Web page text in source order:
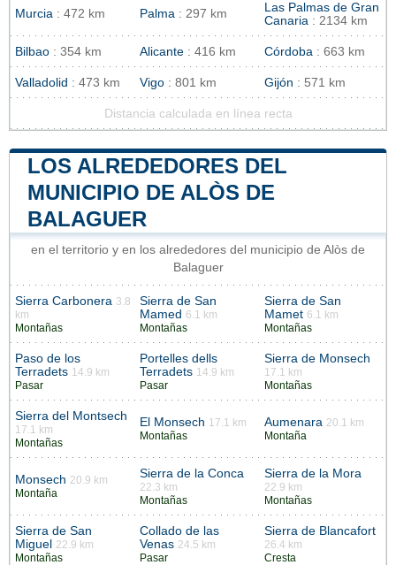
Murcia : 472 km Palma : 297 km
Las Palmas de Gran
Canaria : 2134 km
Bilbao : 354 km Alicante : 416 km Córdoba : 663 km
Valladolid : 473 km Vigo : 801 km Gijón : 571 km
Distancia calculada en línea recta
LOS ALREDEDORES DEL
MUNICIPIO DE ALÒS DE
BALAGUER
en el territorio y en los alrededores del municipio de Alòs de
Balaguer
Sierra Carbonera 3.8
km
Montañas
Sierra de San
Mamed
6.1 km
Montañas
Sierra de San
Mamet 6.1 km
Montañas
Paso de los
Terradets 14.9 km
Pasar
Portelles dells
Terradets 14.9 km
Pasar
Sierra de Monsech
17.1 km
Montañas
Sierra del Montsech
17.1 km
Montañas
El Monsech 17.1 km
Montañas
Aumenara 20.1 km
Montaña
Monsech 20.9 km
Montaña
Sierra de la Conca
22.3 km
Montañas
Sierra de la Mora
22.9 km
Montañas
Sierra de San
Miguel
22.9 km
Montañas
Collado de las
Venas 24.5 km
Pasar
Sierra de Blancafort
26.4 km
Cresta